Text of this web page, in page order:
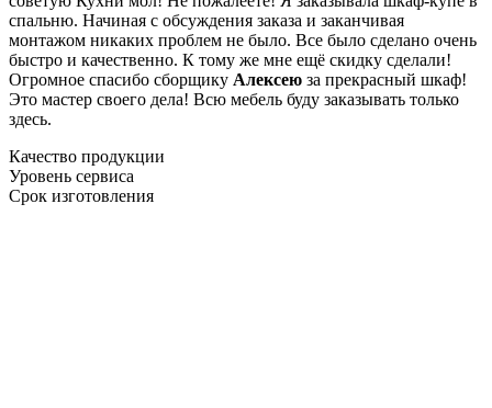
спальню. Начиная с обсуждения заказа и заканчивая
монтажом никаких проблем не было. Все было сделано очень
быстро и качественно. К тому же мне ещё скидку сделали!
Огромное спасибо сборщику Алексею за прекрасный шкаф!
Это мастер своего дела! Всю мебель буду заказывать только
здесь.
Качество продукции
Уровень сервиса
Срок изготовления